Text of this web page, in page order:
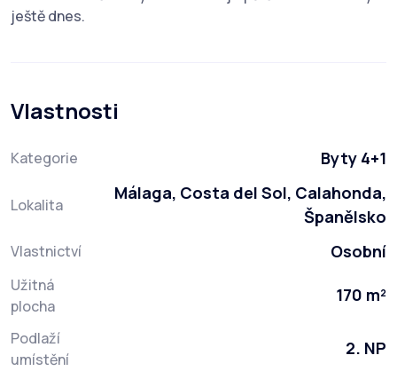
ještě dnes.
Vlastnosti
Kategorie Byty 4+1
Lokalita
Málaga, Costa del Sol, Calahonda,
Španělsko
Vlastnictví Osobní
Užitná
plocha
170 m²
Podlaží
umístění
2. NP